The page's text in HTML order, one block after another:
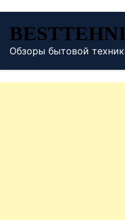
содержимому
Обзоры бытовой